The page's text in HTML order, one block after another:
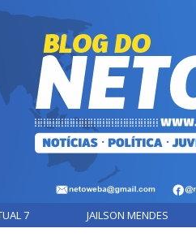
7 JAILSON MENDES